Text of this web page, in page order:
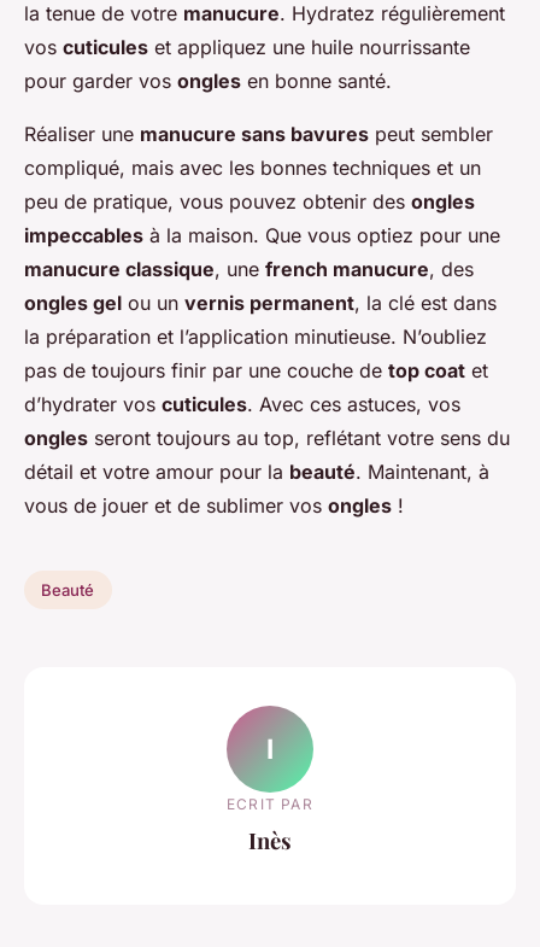
la tenue de votre manucure. Hydratez régulièrement
vos cuticules et appliquez une huile nourrissante
pour garder vos ongles en bonne santé.
Réaliser une manucure sans bavures peut sembler
compliqué, mais avec les bonnes techniques et un
peu de pratique, vous pouvez obtenir des ongles
impeccables à la maison. Que vous optiez pour une
manucure classique, une french manucure, des
ongles gel ou un vernis permanent, la clé est dans
la préparation et l’application minutieuse. N’oubliez
pas de toujours finir par une couche de top coat et
d’hydrater vos cuticules. Avec ces astuces, vos
ongles seront toujours au top, reflétant votre sens du
détail et votre amour pour la beauté. Maintenant, à
vous de jouer et de sublimer vos ongles !
Beauté
I
ECRIT PAR
Inès